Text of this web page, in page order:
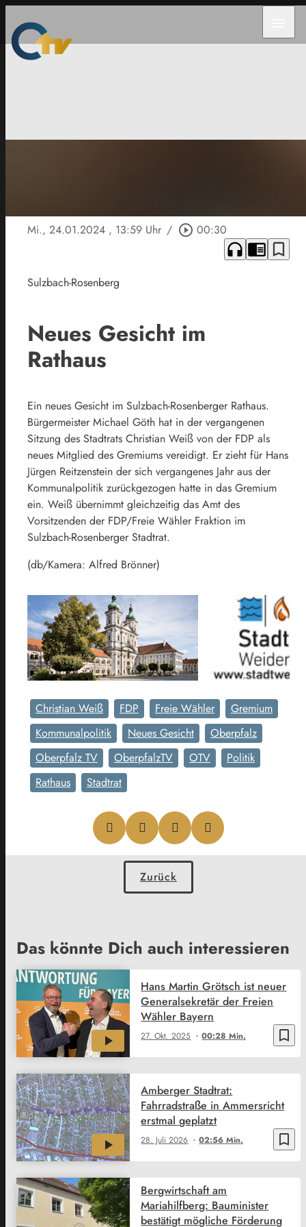
Mi., 24.01.2024 , 13:59 Uhr / play_circle_outline 00:30
headphones chrome_reader_mode bookmark_border
Sulzbach-Rosenberg
Neues Gesicht im
Rathaus
Ein neues Gesicht im Sulzbach-Rosenberger Rathaus.
Bürgermeister Michael Göth hat in der vergangenen
Sitzung des Stadtrats Christian Weiß von der FDP als
neues Mitglied des Gremiums vereidigt. Er zieht für Hans
Jürgen Reitzenstein der sich vergangenes Jahr aus der
Kommunalpolitik zurückgezogen hatte in das Gremium
ein. Weiß übernimmt gleichzeitig das Amt des
Vorsitzenden der FDP/Freie Wähler Fraktion im
Sulzbach-Rosenberger Stadtrat.
(db/Kamera: Alfred Brönner)
Christian Weiß FDP Freie Wähler
Gremium
Kommunalpolitik
Neues Gesicht
Oberpfalz
Oberpfalz TV
OberpfalzTV OTV
Politik
Rathaus
Stadtrat
Zurück
Das könnte Dich auch interessieren
bookmark_border
27. Okt. 2025 00:28 Min.
Hans Martin Grötsch ist neuer
Generalsekretär der Freien
Wähler Bayern
bookmark_border
28. Juli 2026 02:56 Min.
Amberger Stadtrat:
Fahrradstraße in Ammersricht
erstmal geplatzt
Bergwirtschaft am
Mariahilfberg: Bauminister
bestätigt mögliche Förderung